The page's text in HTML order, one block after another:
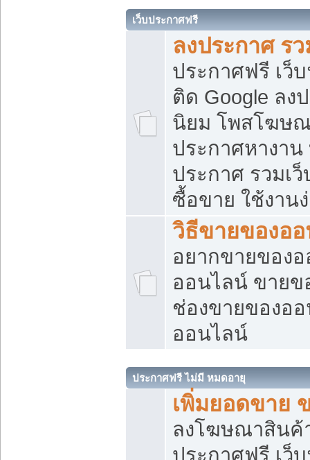
เว็บประกาศฟรี
ลงประกาศ ร
ประกาศฟรี เว็
ติด Google ลง
นิยม โพสโฆษ
ประกาศหางาน
ประกาศ รวมเ
ซื้อขาย ใช้งาน
วิธีขายของอ
อยากขายของ
ออนไลน์ ขายข
ช่องขายของอ
ออนไลน์
ประกาศฟรี ไม่มี หมดอายุ
เพิ่มยอดขาย
ลงโฆษณาสิน
ประกาศฟรี เว็